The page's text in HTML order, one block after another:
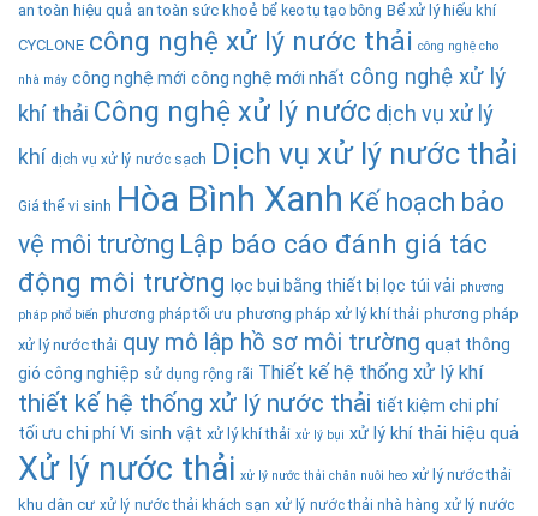
an toàn hiệu quả an toàn sức khoẻ bể keo tụ tạo bông Bể xử lý hiếu khí
CYCLONE công nghệ xử lý nước thải công nghệ cho
nhà máy công nghệ mới công nghệ mới nhất công nghệ xử lý
khí thải Công nghệ xử lý nước dịch vụ xử lý
khí dịch vụ xử lý nước sạch Dịch vụ xử lý nước thải
Giá thể vi sinh Hòa Bình Xanh Kế hoạch bảo
vệ môi trường Lập báo cáo đánh giá tác
động môi trường lọc bụi bằng thiết bị lọc túi vải phương
pháp phổ biến phương pháp tối ưu phương pháp xử lý khí thải phương pháp
xử lý nước thải quy mô lập hồ sơ môi trường quạt thông
gió công nghiệp sử dụng rộng rãi Thiết kế hệ thống xử lý khí
thiết kế hệ thống xử lý nước thải tiết kiệm chi phí
tối ưu chi phí Vi sinh vật xử lý khí thải xử lý bụi xử lý khí thải hiệu quả
Xử lý nước thải xử lý nước thải chăn nuôi heo xử lý nước thải
khu dân cư xử lý nước thải khách sạn xử lý nước thải nhà hàng xử lý nước